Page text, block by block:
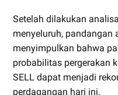
Setelah dilakukan
menyeluruh, pandangan
menyimpulkan bahwa
probabilitas pergerakan
SELL dapat menjadi
perdagangan hari ini.